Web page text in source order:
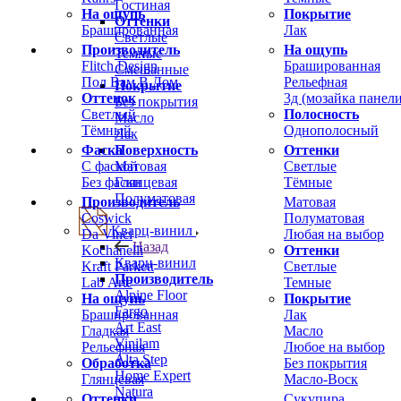
На ощупь
Брашированная
Покрытие
Лак
Производитель
Flitch Design
Пол Вам В Дом
Оттенок
Светлый
Тёмный
На ощупь
Брашированная
Рельефная
3д (мозайка
Полосность
Однополосный
Фаска
С фаской
Без фаски
Оттенки
Светлые
Тёмные
Производитель
Coswick
Da Vinci
Kochanelli
Kraft Parkett
Lab Arte
На ощупь
Брашированная
Гладкая
Рельефная
Обработка
Глянцевая
Матовая
Полуматовая
Любая на выбор
Оттенки
Светлые
Темные
Покрытие
Лак
Масло
Любое на выбор
Без покрытия
Масло-Воск
Гостиная
Оттенки
Светлые
Темные
Смешанные
Покрытие
Без покрытия
Масло
Лак
Поверхность
Матовая
Глянцевая
Полуматовая
Кварц-винил
Назад
Кварц-винил
Производитель
Alpine Floor
Fargo
Art East
Vinilam
Alta Step
Home Expert
Natura